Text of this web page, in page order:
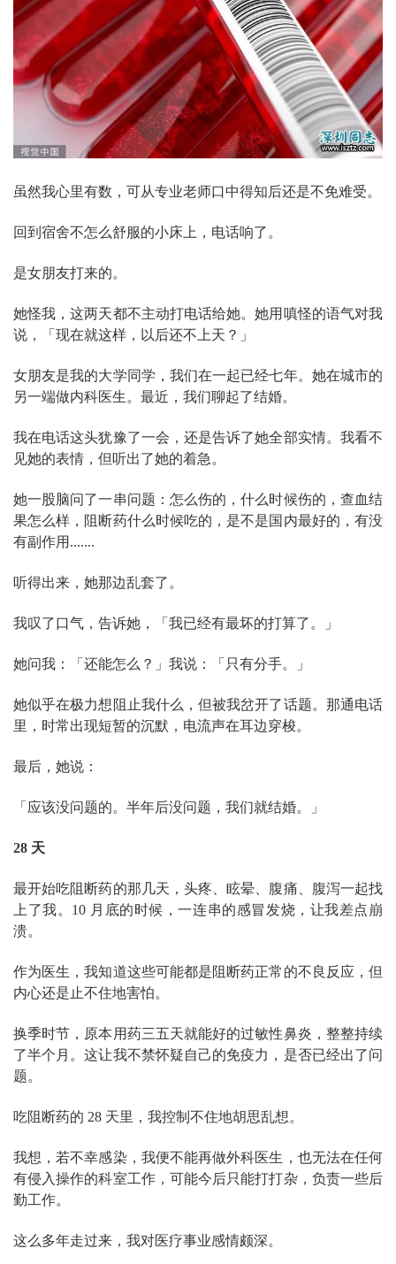
虽然我心里有数，可从专业老师口中得知后还是不免难受。
回到宿舍不怎么舒服的小床上，电话响了。
是女朋友打来的。
她怪我，这两天都不主动打电话给她。她用嗔怪的语气对我
说，「现在就这样，以后还不上天？」
女朋友是我的大学同学，我们在一起已经七年。她在城市的
另一端做内科医生。最近，我们聊起了结婚。
我在电话这头犹豫了一会，还是告诉了她全部实情。我看不
见她的表情，但听出了她的着急。
她一股脑问了一串问题：怎么伤的，什么时候伤的，查血结
果怎么样，阻断药什么时候吃的，是不是国内最好的，有没
有副作用.......
听得出来，她那边乱套了。
我叹了口气，告诉她，「我已经有最坏的打算了。」
她问我：「还能怎么？」我说：「只有分手。」
她似乎在极力想阻止我什么，但被我岔开了话题。那通电话
里，时常出现短暂的沉默，电流声在耳边穿梭。
最后，她说：
「应该没问题的。半年后没问题，我们就结婚。」
28 天
最开始吃阻断药的那几天，头疼、眩晕、腹痛、腹泻一起找
上了我。10 月底的时候，一连串的感冒发烧，让我差点崩
溃。
作为医生，我知道这些可能都是阻断药正常的不良反应，但
内心还是止不住地害怕。
换季时节，原本用药三五天就能好的过敏性鼻炎，整整持续
了半个月。这让我不禁怀疑自己的免疫力，是否已经出了问
题。
吃阻断药的 28 天里，我控制不住地胡思乱想。
我想，若不幸感染，我便不能再做外科医生，也无法在任何
有侵入操作的科室工作，可能今后只能打打杂，负责一些后
勤工作。
这么多年走过来，我对医疗事业感情颇深。